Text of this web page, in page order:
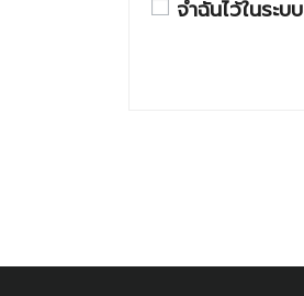
จำฉันไว้ในระบบ